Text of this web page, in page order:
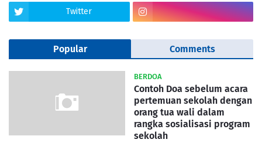
Twitter
Popular Comments
BERDOA
Contoh Doa sebelum acara
pertemuan sekolah dengan
orang tua wali dalam
rangka sosialisasi program
sekolah